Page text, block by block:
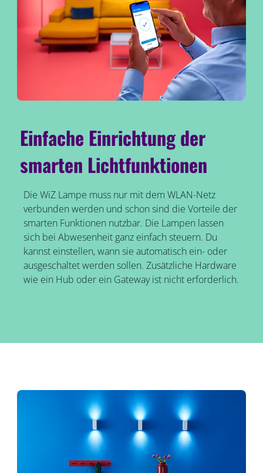
Einfache Einrichtung der
smarten Lichtfunktionen
Die WiZ Lampe muss nur mit dem WLAN-Netz
verbunden werden und schon sind die Vorteile der
smarten Funktionen nutzbar. Die Lampen lassen
sich bei Abwesenheit ganz einfach steuern. Du
kannst einstellen, wann sie automatisch ein- oder
ausgeschaltet werden sollen. Zusätzliche Hardware
wie ein Hub oder ein Gateway ist nicht erforderlich.